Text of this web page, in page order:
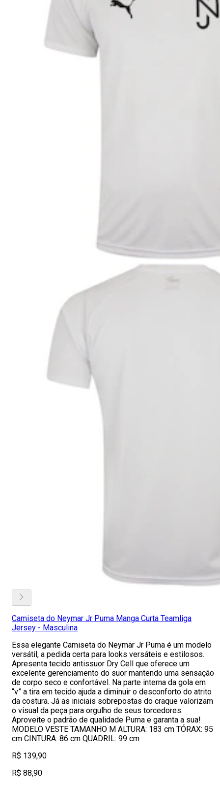
Camiseta do Neymar Jr Puma Manga Curta Teamliga
Jersey - Masculina
Essa elegante Camiseta do Neymar Jr Puma é um modelo
versátil, a pedida certa para looks versáteis e estilosos.
Apresenta tecido antissuor Dry Cell que oferece um
excelente gerenciamento do suor mantendo uma sensação
de corpo seco e confortável. Na parte interna da gola em
“v” a tira em tecido ajuda a diminuir o desconforto do atrito
da costura. Já as iniciais sobrepostas do craque valorizam
o visual da peça para orgulho de seus torcedores.
Aproveite o padrão de qualidade Puma e garanta a sua!
MODELO VESTE TAMANHO M ALTURA: 183 cm TÓRAX: 95
cm CINTURA: 86 cm QUADRIL: 99 cm
R$ 139,90
R$ 88,90